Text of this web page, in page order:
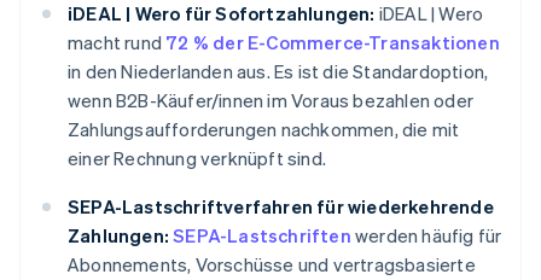
iDEAL | Wero für Sofortzahlungen: iDEAL | Wero
macht rund 72 % der E-Commerce-Transaktionen
in den Niederlanden aus. Es ist die Standardoption,
wenn B2B-Käufer/innen im Voraus bezahlen oder
Zahlungsaufforderungen nachkommen, die mit
einer Rechnung verknüpft sind.
SEPA-Lastschriftverfahren für wiederkehrende
Zahlungen: SEPA-Lastschriften werden häufig für
Abonnements, Vorschüsse und vertragsbasierte